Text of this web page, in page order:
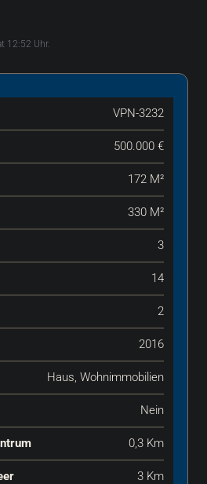
12:52 Uhr.
VPN-3232
500.000 €
172 M²
330 M²
3
14
2
2016
Haus, Wohnimmobilien
Nein
0,3 Km
3 Km